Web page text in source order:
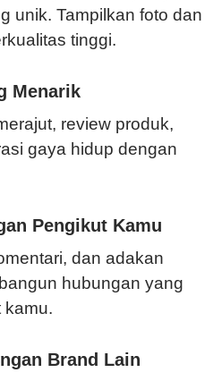
unik. Tampilkan foto dan
tinggi.
Menarik
review produk,
gaya hidup dengan
Pengikut Kamu
dan adakan
hubungan yang
kamu.
Brand Lain